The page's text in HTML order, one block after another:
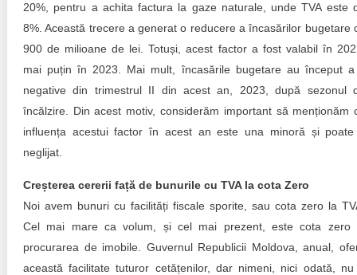
20%, pentru a achita factura la gaze naturale, unde TVA este
8%. Această trecere a generat o reducere a încasărilor bugetare
900 de milioane de lei. Totuși, acest factor a fost valabil în
mai puțin în 2023. Mai mult, încasările bugetare au început
negative din trimestrul II din acest an, 2023, după sezonul
încălzire. Din acest motiv, considerăm important să menționăm
influența acestui factor în acest an este una minoră și
neglijat.
Creșterea cererii față de bunurile cu TVA la cota Zero
Noi avem bunuri cu facilități fiscale sporite, sau cota zero la
Cel mai mare ca volum, și cel mai prezent, este cota zero
procurarea de imobile. Guvernul Republicii Moldova, anual,
această facilitate tuturor cetățenilor, dar nimeni, nici odată,